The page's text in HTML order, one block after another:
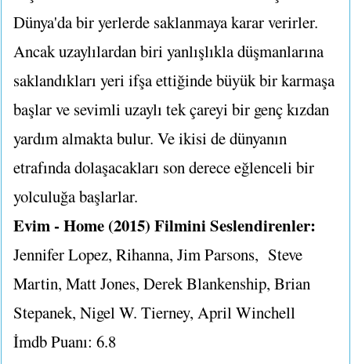
Dünya'da bir yerlerde saklanmaya karar verirler.
Ancak uzaylılardan biri yanlışlıkla düşmanlarına
saklandıkları yeri ifşa ettiğinde büyük bir karmaşa
başlar ve sevimli uzaylı tek çareyi bir genç kızdan
yardım almakta bulur. Ve ikisi de dünyanın
etrafında dolaşacakları son derece eğlenceli bir
yolculuğa başlarlar.
Evim - Home (2015) Filmini Seslendirenler:
Jennifer Lopez, Rihanna, Jim Parsons, Steve
Martin, Matt Jones, Derek Blankenship, Brian
Stepanek, Nigel W. Tierney, April Winchell
İmdb Puanı: 6.8